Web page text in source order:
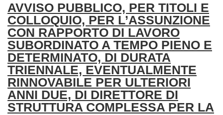
AVVISO PUBBLICO, PER TITOLI E
COLLOQUIO, PER L’ASSUNZIONE
CON RAPPORTO DI LAVORO
SUBORDINATO A TEMPO PIENO E
DETERMINATO, DI DURATA
TRIENNALE, EVENTUALMENTE
RINNOVABILE PER ULTERIORI
ANNI DUE, DI DIRETTORE DI
STRUTTURA COMPLESSA PER LA